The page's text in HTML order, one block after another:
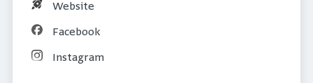
Website
Facebook
Instagram